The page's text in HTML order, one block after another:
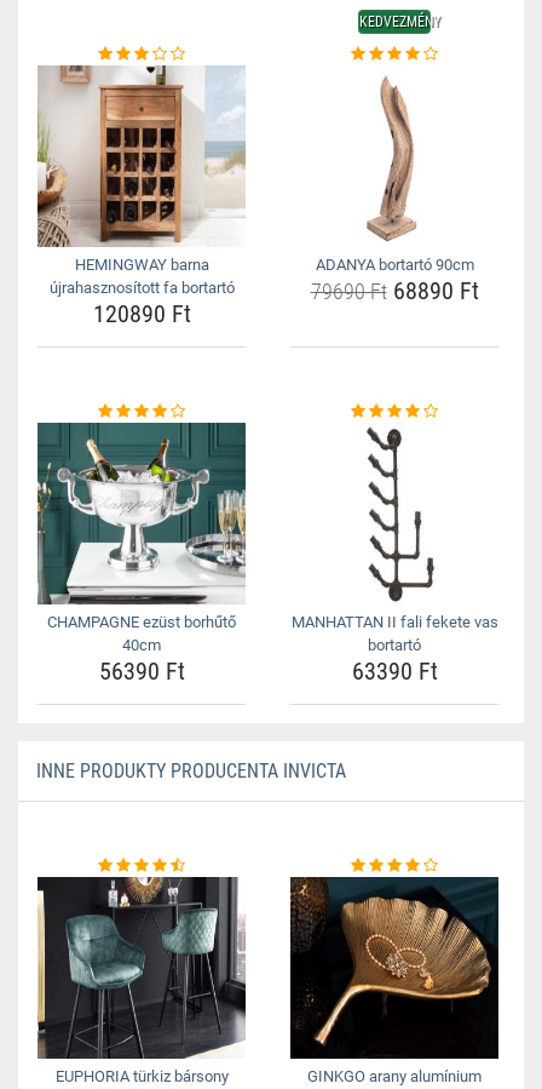
HEMINGWAY barna
újrahasznosított fa bortartó
120890 Ft
KEDVEZMÉNY
ADANYA bortartó 90cm
79690 Ft68890 Ft
CHAMPAGNE ezüst borhűtő
40cm
56390 Ft
MANHATTAN II fali fekete vas
bortartó
63390 Ft
INNE PRODUKTY PRODUCENTA INVICTA
EUPHORIA türkiz bársony
GINKGO arany alumínium